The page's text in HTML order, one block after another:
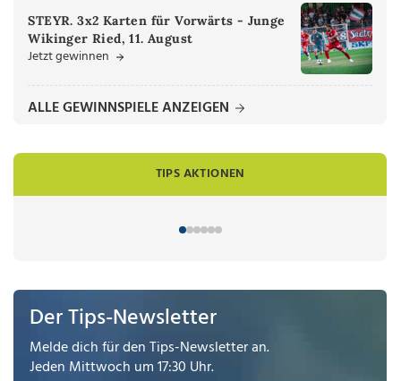
STEYR. 3x2 Karten für Vorwärts - Junge
Wikinger Ried, 11. August
Jetzt gewinnen
ALLE GEWINNSPIELE ANZEIGEN
TIPS AKTIONEN
Der Tips-Newsletter
Melde dich für den Tips-Newsletter an.
Jeden Mittwoch um 17:30 Uhr.